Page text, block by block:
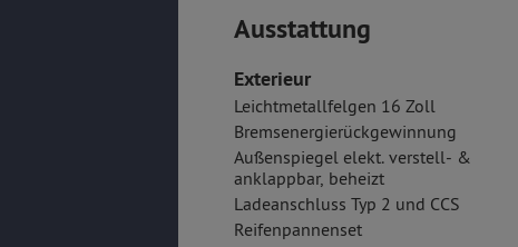
Ausstattung
Exterieur
Leichtmetallfelgen 16 Zoll
Bremsenergierückgewinnung
Außenspiegel elekt. verstell- &
anklappbar, beheizt
Ladeanschluss Typ 2 und CCS
Reifenpannenset